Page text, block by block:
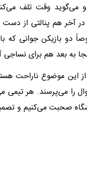
می‌گوید وقت تلف
در آخر هم پنالتی
دو بازیکن جوانی که
به بعد هم برای
این موضوع ناراحت
می‌پرسند. هر تیمی
صحبت می‌کنیم و